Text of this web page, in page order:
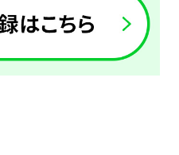
this
website
will